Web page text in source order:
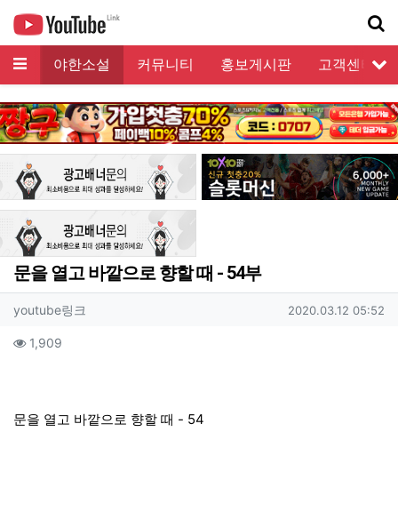
메뉴
음 야한소설 커뮤니티 홍보게시판
고객센터
문을 열고 바깥으로 향할 때 - 54부
작성자 정보
youtube링크 작성일
2020.03.12 05:52
컨텐츠 정보
1,909
문을 열고 바깥으로 향할 때 - 54